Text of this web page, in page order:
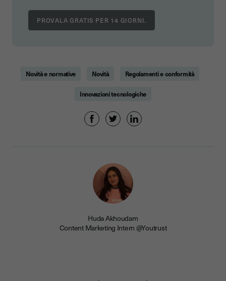
PROVALA GRATIS PER 14 GIORNI.
Novità e normative Novità Regolamenti e conformità
Innovazioni tecnologiche
Huda Akhoudam
Content Marketing Intern @Youtrust